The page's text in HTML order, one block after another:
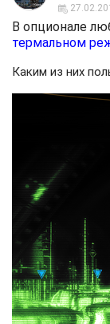
В опционале
термальном
Каким из них